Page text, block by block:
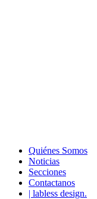
Quiénes Somos
Noticias
Secciones
Contactanos
| labless design.